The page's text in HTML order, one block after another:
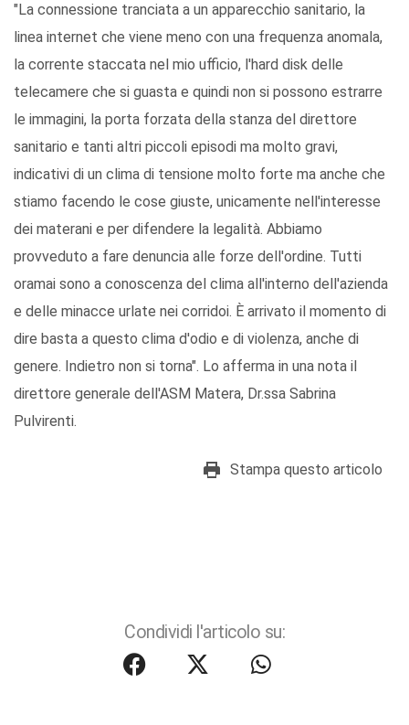
"La connessione tranciata a un apparecchio sanitario, la
linea internet che viene meno con una frequenza anomala,
la corrente staccata nel mio ufficio, l'hard disk delle
telecamere che si guasta e quindi non si possono estrarre
le immagini, la porta forzata della stanza del direttore
sanitario e tanti altri piccoli episodi ma molto gravi,
indicativi di un clima di tensione molto forte ma anche che
stiamo facendo le cose giuste, unicamente nell'interesse
dei materani e per difendere la legalità. Abbiamo
provveduto a fare denuncia alle forze dell'ordine. Tutti
oramai sono a conoscenza del clima all'interno dell'azienda
e delle minacce urlate nei corridoi. È arrivato il momento di
dire basta a questo clima d'odio e di violenza, anche di
genere. Indietro non si torna". Lo afferma in una nota il
direttore generale dell'ASM Matera, Dr.ssa Sabrina
Pulvirenti.
Stampa questo articolo
Condividi l'articolo su: